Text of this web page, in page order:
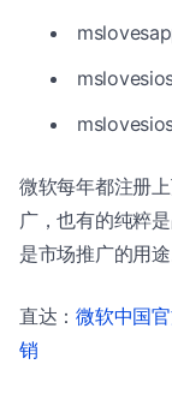
微软每年都注册
广，也有的纯粹
是市场推广的用
直达：微软中国
销